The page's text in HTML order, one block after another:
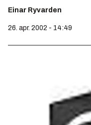
Einar Ryvarden
26. apr. 2002 - 14:49